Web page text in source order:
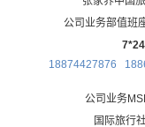
公司业务部值班
18874427876
公司业务
国际旅行